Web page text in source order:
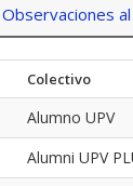
Observaciones
Colectivo
Alumno UPV
Alumni UPV